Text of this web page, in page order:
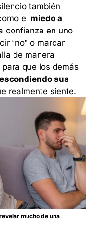
también
el miedo a
confianza en uno
“no” o marcar
de manera
para que los demás
escondiendo sus
realmente siente.
mucho de una